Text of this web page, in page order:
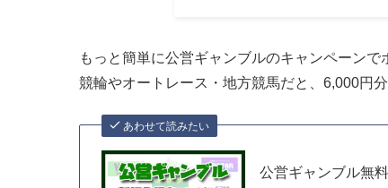
もっと簡単に公営ギャンブルのキャンペーンで
競輪やオートレース・地方競馬だと、6,000円
あわせて読みたい
公営ギャンブル無